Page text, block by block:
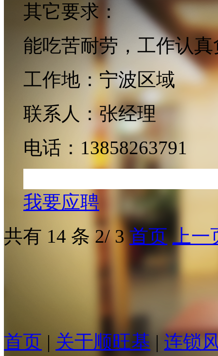
其它要求：
能吃苦耐劳，工作认
工作地：宁波区域
联系人：张经理
电话：13858263791
我要应聘
共有 14 条 2/ 3首页 上一
首页 | 关于顺旺基 | 连锁